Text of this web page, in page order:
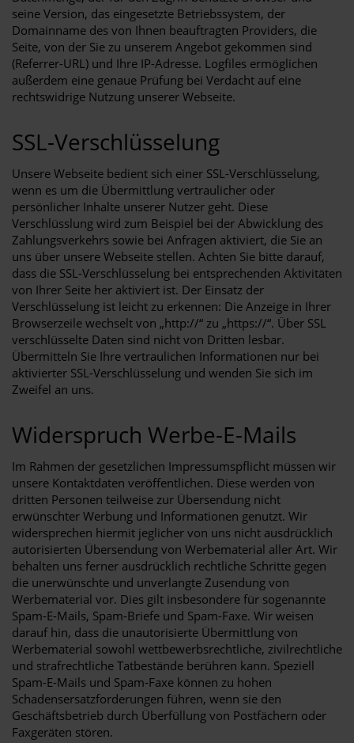
seine Version, das eingesetzte Betriebssystem, der
Domainname des von Ihnen beauftragten Providers, die
Seite, von der Sie zu unserem Angebot gekommen sind
(Referrer-URL) und Ihre IP-Adresse. Logfiles ermöglichen
außerdem eine genaue Prüfung bei Verdacht auf eine
rechtswidrige Nutzung unserer Webseite.
SSL-Verschlüsselung
Unsere Webseite bedient sich einer SSL-Verschlüsselung,
wenn es um die Übermittlung vertraulicher oder
persönlicher Inhalte unserer Nutzer geht. Diese
Verschlüsslung wird zum Beispiel bei der Abwicklung des
Zahlungsverkehrs sowie bei Anfragen aktiviert, die Sie an
uns über unsere Webseite stellen. Achten Sie bitte darauf,
dass die SSL-Verschlüsselung bei entsprechenden Aktivitäten
von Ihrer Seite her aktiviert ist. Der Einsatz der
Verschlüsselung ist leicht zu erkennen: Die Anzeige in Ihrer
Browserzeile wechselt von „http://“ zu „https://“. Über SSL
verschlüsselte Daten sind nicht von Dritten lesbar.
Übermitteln Sie Ihre vertraulichen Informationen nur bei
aktivierter SSL-Verschlüsselung und wenden Sie sich im
Zweifel an uns.
Widerspruch Werbe-E-Mails
Im Rahmen der gesetzlichen Impressumspflicht müssen wir
unsere Kontaktdaten veröffentlichen. Diese werden von
dritten Personen teilweise zur Übersendung nicht
erwünschter Werbung und Informationen genutzt. Wir
widersprechen hiermit jeglicher von uns nicht ausdrücklich
autorisierten Übersendung von Werbematerial aller Art. Wir
behalten uns ferner ausdrücklich rechtliche Schritte gegen
die unerwünschte und unverlangte Zusendung von
Werbematerial vor. Dies gilt insbesondere für sogenannte
Spam-E-Mails, Spam-Briefe und Spam-Faxe. Wir weisen
darauf hin, dass die unautorisierte Übermittlung von
Werbematerial sowohl wettbewerbsrechtliche, zivilrechtliche
und strafrechtliche Tatbestände berühren kann. Speziell
Spam-E-Mails und Spam-Faxe können zu hohen
Schadensersatzforderungen führen, wenn sie den
Geschäftsbetrieb durch Überfüllung von Postfächern oder
Faxgeräten stören.